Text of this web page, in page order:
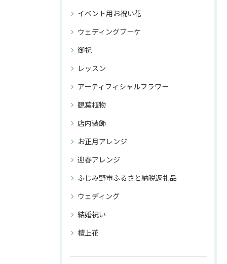
イベント用お祝い花
ウェディングブーケ
御祝
レッスン
アーティフィシャルフラワー
観葉植物
店内装飾
お正月アレンジ
迎春アレンジ
ふじみ野市ふるさと納税返礼品
ウェディング
結婚祝い
檀上花